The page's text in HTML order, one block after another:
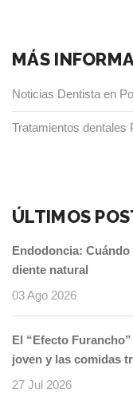
MÁS
Noticias Dentista en
Tratamientos dentales
ÚLTIMOS
Endodoncia:
diente natural
03 Ago 2026
El “Efecto
joven y las comidas
27 Jul 2026